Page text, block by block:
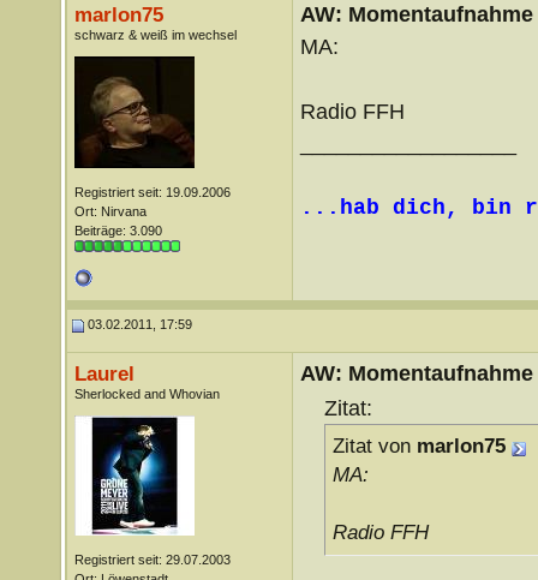
marlon75
schwarz & weiß im wechsel
Registriert seit: 19.09.2006
Ort: Nirvana
Beiträge: 3.090
AW: Momentaufnahme
MA:
Radio FFH
...hab dich, bin
03.02.2011, 17:59
Laurel
Sherlocked and Whovian
Registriert seit: 29.07.2003
AW: Momentaufnahme
Zitat:
Zitat von marlon75
MA:
Radio FFH